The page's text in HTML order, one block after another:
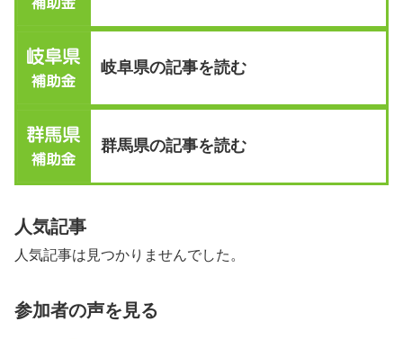
岐阜県の記事を読む
群馬県の記事を読む
人気記事
人気記事は見つかりませんでした。
参加者の声を見る